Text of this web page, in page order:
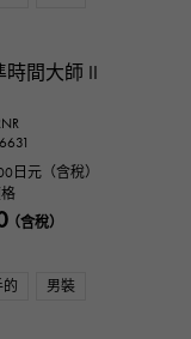
時間大師 II
日元（含稅）
（含稅）
的 男裝